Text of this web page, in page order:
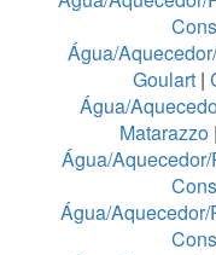
Água/
Goulart |
Água/
Matarazzo |
Água/
Água/